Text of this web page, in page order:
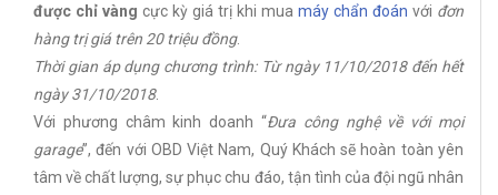
được chỉ vàng cực kỳ giá trị khi mua máy chẩn đoán với đơn
hàng trị giá trên 20 triệu đồng.
Thời gian áp dụng chương trình: Từ ngày 11/10/2018 đến hết
ngày 31/10/2018.
Với phương châm kinh doanh “Đưa công nghệ về với mọi
garage”, đến với OBD Việt Nam, Quý Khách sẽ hoàn toàn yên
tâm về chất lượng, sự phục chu đáo, tận tình của đội ngũ nhân